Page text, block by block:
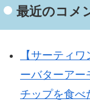
最近のコメ
【サーティ
ーバターアー
チップを食べ